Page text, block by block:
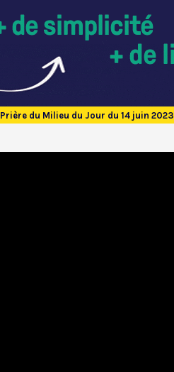
Prière du Milieu du Jour du 14 juin